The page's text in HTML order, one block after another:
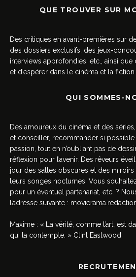
QUE TROUVER SUR
Des critiques en avant-premières sur
des dossiers exclusifs, des jeux-
interviews approfondies, etc., ainsi que
et d’espérer dans le cinéma et la
QUI SOMMES-
Des amoureux du cinéma et des
et conseiller, recommander si possible
passion, tout en n’oubliant pas de
réflexion pour l’avenir. Des rêveurs
jour des salles obscures et des
leurs songes nocturnes. Vous
pour un éventuel partenariat, etc. ?
l’adresse suivante :
Maxime : « La vérité, comme l’art, est
qui la contemple. » Clint Eastwood